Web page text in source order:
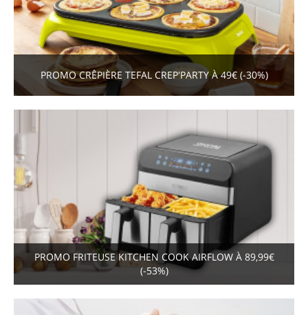
PROMO CRÊPIÈRE TEFAL CREP'PARTY À 49€ (-30%)
PROMO FRITEUSE KITCHEN COOK AIRFLOW À 89,99€
(-53%)